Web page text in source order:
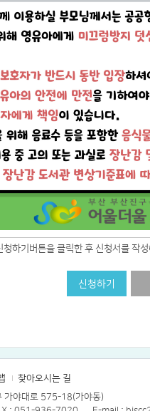
하기버튼을 클릭한 후 신청서를 작성
신청하기
찾아오시는 길
가야대로 575-18(가야동)